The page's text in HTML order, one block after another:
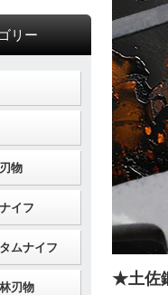
★土佐
リー
物
イフ
ムナイフ
刃物